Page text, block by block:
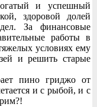
и успешный
здоровой долей
За финансовые
работы в
условиях ему
и решить старые
пино гриджо от
и с рыбой, и с